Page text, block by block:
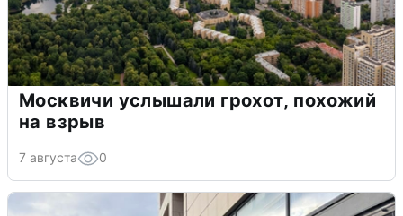
Москвичи услышали грохот, похожий
на взрыв
7 августа 0